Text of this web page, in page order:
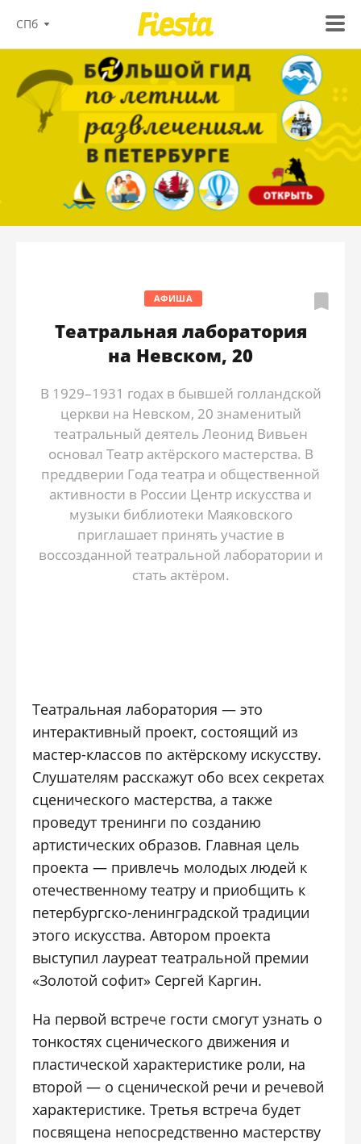
СПб
АФИША
Театральная лаборатория
на Невском, 20
В 1929–1931 годах в бывшей голландской
церкви на Невском, 20 знаменитый
театральный деятель Леонид Вивьен
основал Театр актёрского мастерства. В
преддверии Года театра и общественной
активности в России Центр искусства и
музыки библиотеки Маяковского
приглашает принять участие в
воссозданной театральной лаборатории и
стать актёром.
Театральная лаборатория — это
интерактивный проект, состоящий из
мастер-классов по актёрскому искусству.
Слушателям расскажут обо всех секретах
сценического мастерства, а также
проведут тренинги по созданию
артистических образов. Главная цель
проекта — привлечь молодых людей к
отечественному театру и приобщить к
петербургско-ленинградской традиции
этого искусства. Автором проекта
выступил лауреат театральной премии
«Золотой софит» Сергей Каргин.
На первой встрече гости смогут узнать о
тонкостях сценического движения и
пластической характеристике роли, на
второй — о сценической речи и речевой
характеристике. Третья встреча будет
посвящена непосредственно мастерству